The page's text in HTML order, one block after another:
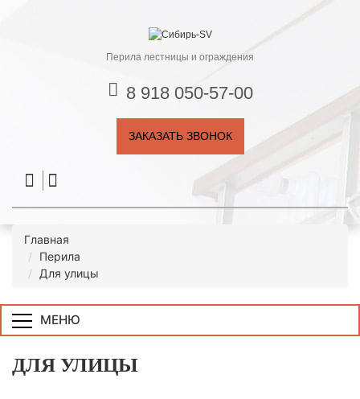
Перила лестницы и ограждения
8 918 050-57-00
ЗАКАЗАТЬ ЗВОНОК
Главная
Перила
Для улицы
МЕНЮ
ДЛЯ УЛИЦЫ